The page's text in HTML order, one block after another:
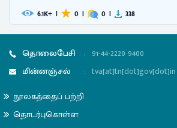
6.1K+ | 0 | 0 | 338
தொலைபேசி : 91-44-2220 9400
மின்னஞ்சல்
: tva[at]tn[dot]gov[dot]in
நூலகத்தைப் பற்றி
தொடர்புகொள்ள